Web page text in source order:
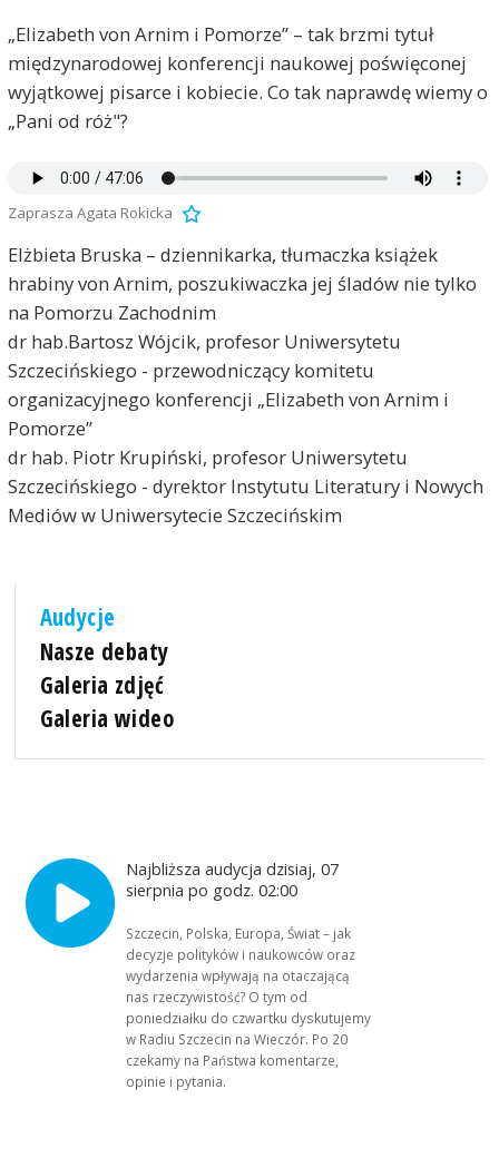
„Elizabeth von Arnim i Pomorze” – tak brzmi tytuł
międzynarodowej konferencji naukowej poświęconej
wyjątkowej pisarce i kobiecie. Co tak naprawdę wiemy o
„Pani od róż"?
Zaprasza Agata Rokicka
Elżbieta Bruska – dziennikarka, tłumaczka książek
hrabiny von Arnim, poszukiwaczka jej śladów nie tylko
na Pomorzu Zachodnim
dr hab.Bartosz Wójcik, profesor Uniwersytetu
Szczecińskiego - przewodniczący komitetu
organizacyjnego konferencji „Elizabeth von Arnim i
Pomorze”
dr hab. Piotr Krupiński, profesor Uniwersytetu
Szczecińskiego - dyrektor Instytutu Literatury i Nowych
Mediów w Uniwersytecie Szczecińskim
Audycje
Nasze debaty
Galeria zdjęć
Galeria wideo
Najbliższa audycja dzisiaj, 07
sierpnia po godz. 02:00
Szczecin, Polska, Europa, Świat – jak
decyzje polityków i naukowców oraz
wydarzenia wpływają na otaczającą
nas rzeczywistość? O tym od
poniedziałku do czwartku dyskutujemy
w Radiu Szczecin na Wieczór. Po 20
czekamy na Państwa komentarze,
opinie i pytania.